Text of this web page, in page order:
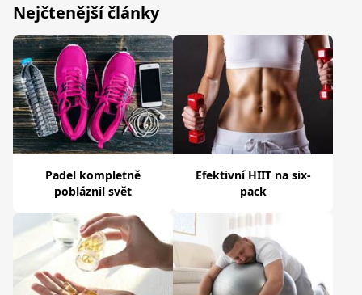
Nejčtenější články
Padel kompletně
pobláznil svět
Efektivní HIIT na six-
pack